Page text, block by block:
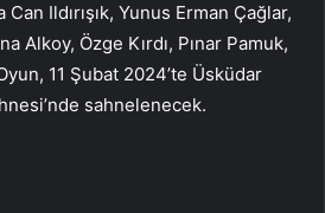
Ildırışık, Yunus Erman Çağlar,
Alkoy, Özge Kırdı, Pınar Pamuk,
11 Şubat 2024’te Üsküdar
sahnelenecek.